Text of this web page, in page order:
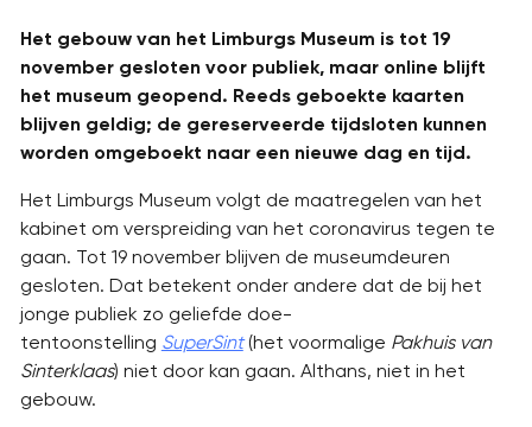
Het gebouw van het Limburgs Museum is tot 19
november gesloten voor publiek, maar online blijft
het museum geopend. Reeds geboekte kaarten
blijven geldig; de gereserveerde tijdsloten kunnen
worden omgeboekt naar een nieuwe dag en tijd.
Het Limburgs Museum volgt de maatregelen van het
kabinet om verspreiding van het coronavirus tegen te
gaan. Tot 19 november blijven de museumdeuren
gesloten. Dat betekent onder andere dat de bij het
jonge publiek zo geliefde doe-
tentoonstelling SuperSint(het voormalige Pakhuis van
Sinterklaas) niet door kan gaan. Althans, niet in het
gebouw.